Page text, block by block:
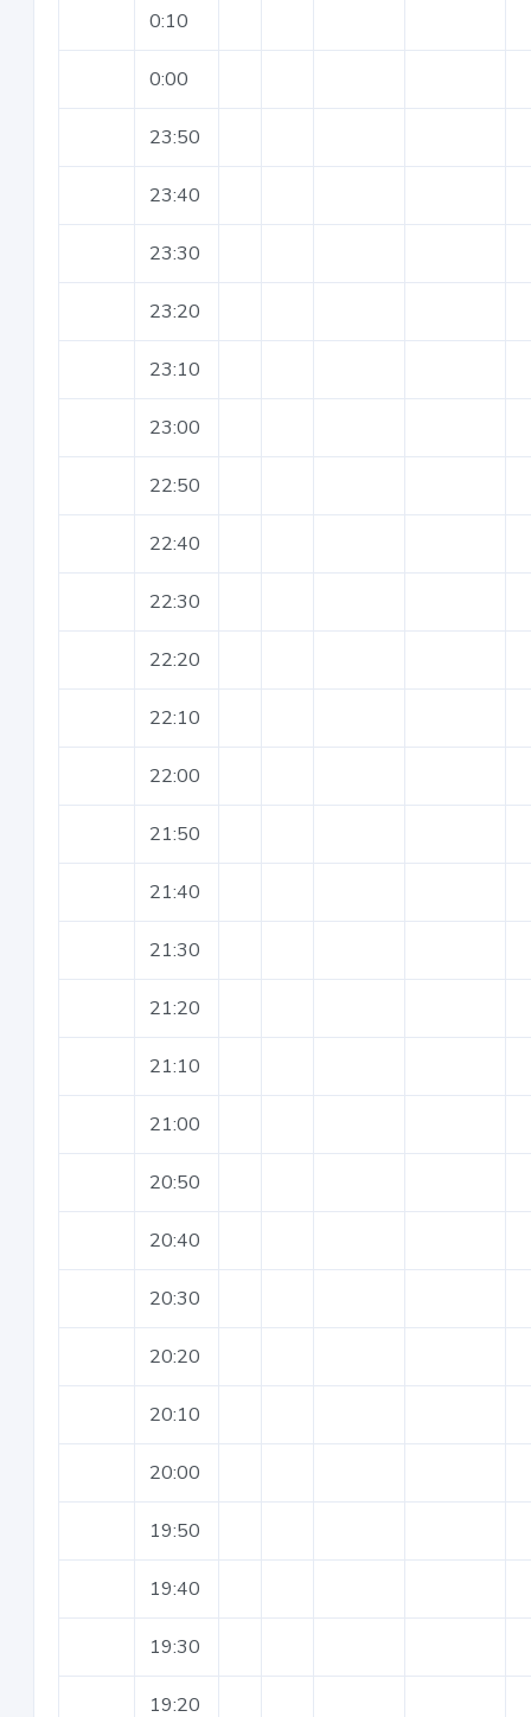
0:10
0:00
23:50
23:40
23:30
23:20
23:10
23:00
22:50
22:40
22:30
22:20
22:10
22:00
21:50
21:40
21:30
21:20
21:10
21:00
20:50
20:40
20:30
20:20
20:10
20:00
19:50
19:40
19:30
19:20